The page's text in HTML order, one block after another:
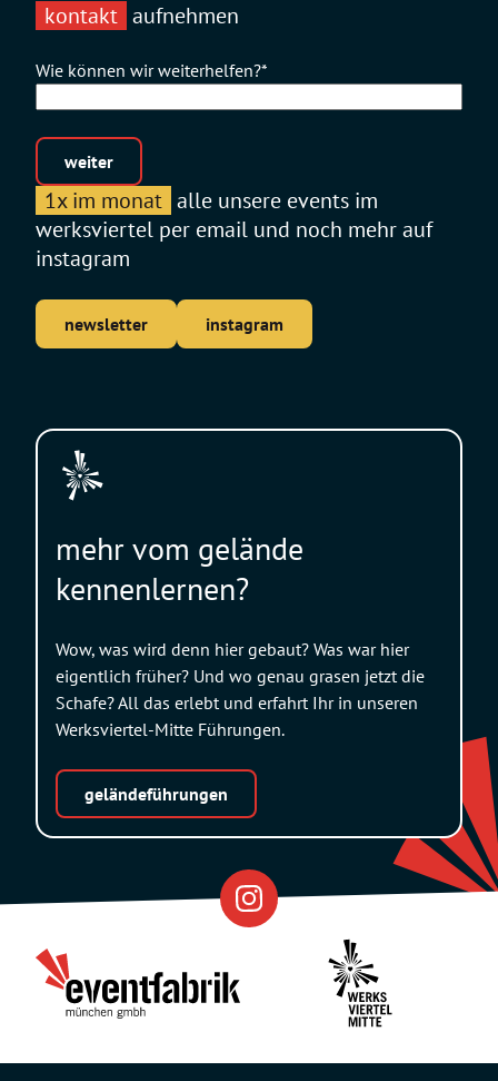
kontakt aufnehmen
Wie können wir weiterhelfen?*
weiter
1x im monat alle unsere events im
werksviertel per email und noch mehr auf
instagram
newsletter instagram
Partner
mehr vom gelände
kennenlernen?
Wow, was wird denn hier gebaut? Was war hier
eigentlich früher? Und wo genau grasen jetzt die
Schafe? All das erlebt und erfahrt Ihr in unseren
Werksviertel-Mitte Führungen.
geländeführungen